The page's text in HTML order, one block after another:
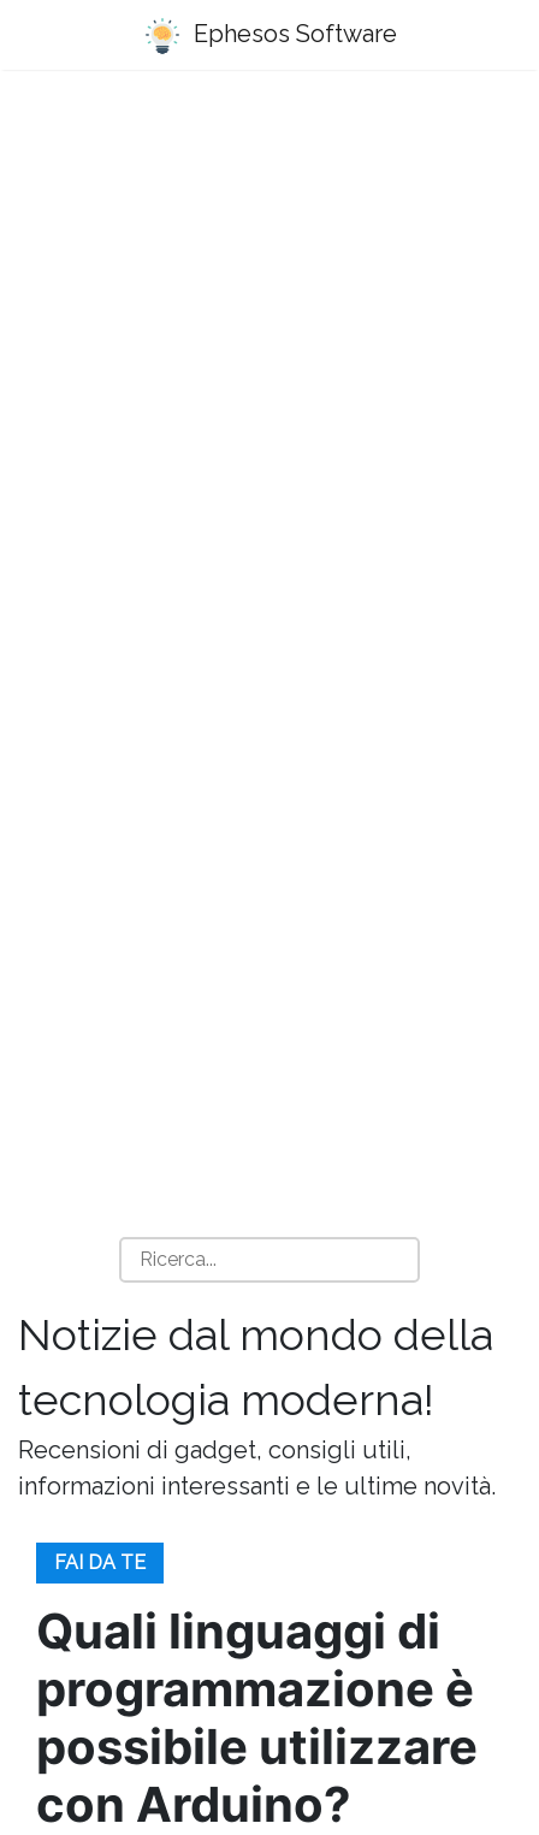
Ephesos Software
Notizie dal mondo della
tecnologia moderna!
Recensioni di gadget, consigli utili,
informazioni interessanti e le ultime novità.
FAI DA TE
Quali linguaggi di
programmazione è
possibile utilizzare
con Arduino?